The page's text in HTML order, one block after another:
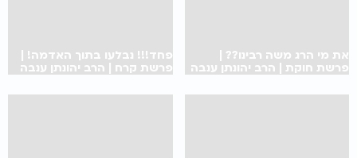
את מי הרג משה רבינו?? |
פרשת חוקת | הרב יהונתן ענבה
פחד!!! נבלעו בתוך האדמה! |
פרשת קרח | הרב יהונתן ענבה